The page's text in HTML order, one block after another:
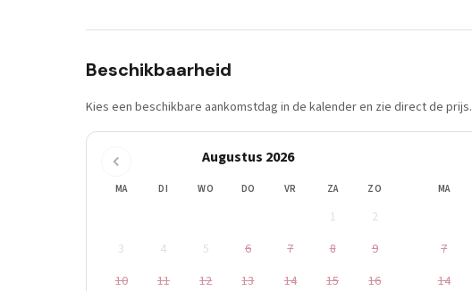
Beschikbaarheid
Kies een beschikbare aankomstdag in de kalender en zie direct de prijs.
Augustus 2026
MA DI WO DO VR ZA ZO
1
2
3
4 5 6 7 8
9
10
11 12 13 14 15
16
MA
7
14